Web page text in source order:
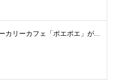
カリーカフェ「ポエポエ」が...